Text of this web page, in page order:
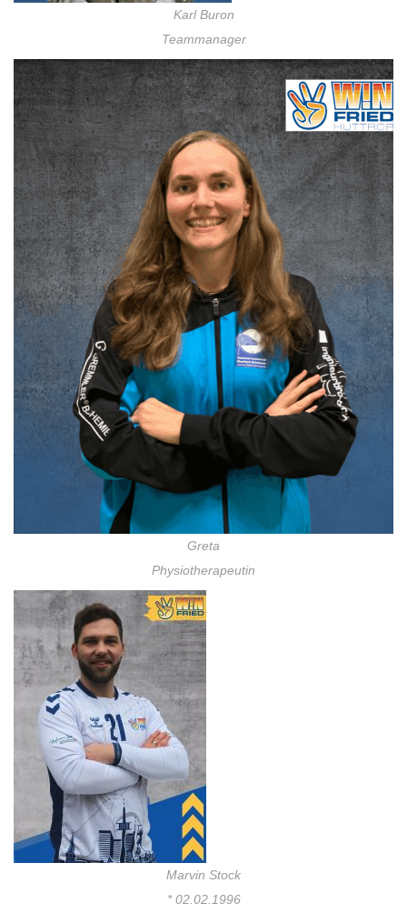
Karl Buron
Teammanager
Greta
Physiotherapeutin
Marvin Stock
* 02.02.1996